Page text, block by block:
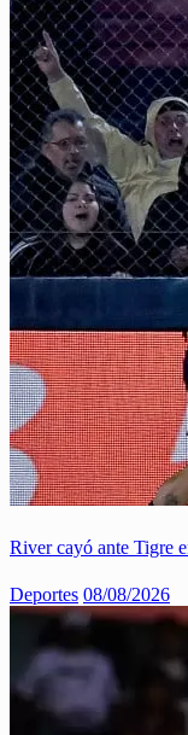
River cayó ante Tigre
Deportes 08/08/2026